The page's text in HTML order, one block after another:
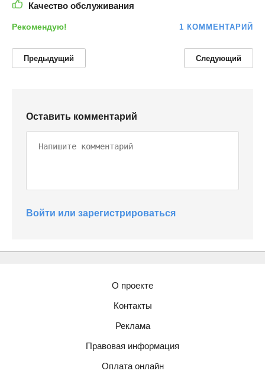
Качество обслуживания
Рекомендую! 1 КОММЕНТАРИЙ
Предыдущий Следующий
Оставить комментарий
Войти или зарегистрироваться
О проекте
Контакты
Реклама
Правовая информация
Оплата онлайн